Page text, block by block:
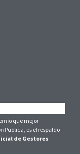
que mejor
Publica, es el respaldo
de Gestores